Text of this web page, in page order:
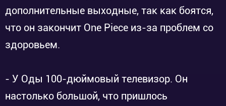
дополнительные выходные, так как боятся,
что он закончит One Piece из-за проблем со
здоровьем.
- У Оды 100-дюймовый телевизор. Он
настолько большой, что пришлось